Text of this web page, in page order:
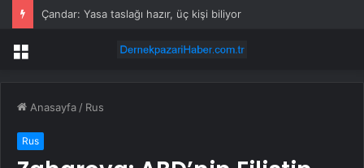
Çandar: Yasa taslağı hazır, üç kişi biliyor
Menü
Anasayfa / Rus
Rus